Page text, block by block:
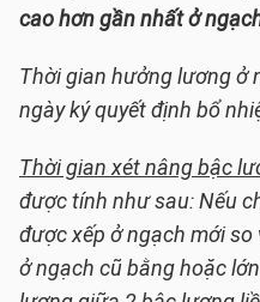
cao hơn gần nhất ở
Thời gian hưởng lương ở
ngày ký quyết định bổ
Thời gian xét nâng bậc
được tính như sau: Nếu
được xếp ở ngạch mới
ở ngạch cũ bằng hoặc